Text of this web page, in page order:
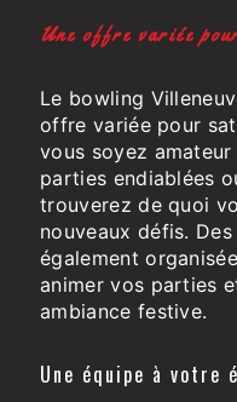
Une offre variée
Le bowling
offre variée pour
vous soyez
parties endiablées
trouverez de quoi
nouveaux défis.
également
animer vos parties
ambiance festive.
Une équipe à votre